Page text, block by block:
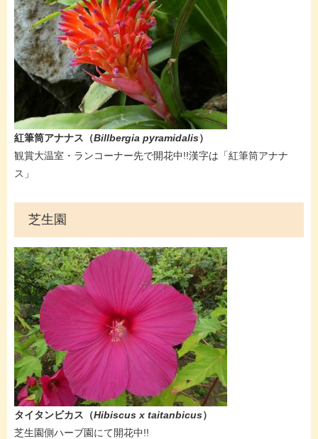
​​​​紅筆筒アナナス（Billbergia pyramidalis）
​観賞大温室・ランコーナー先で開花中!!漢字は「紅筆筒アナナ
ス」
芝生園
タイタンビカス​（Hibiscus x taitanbicus）
芝生園側ハーブ園にて開花中!!